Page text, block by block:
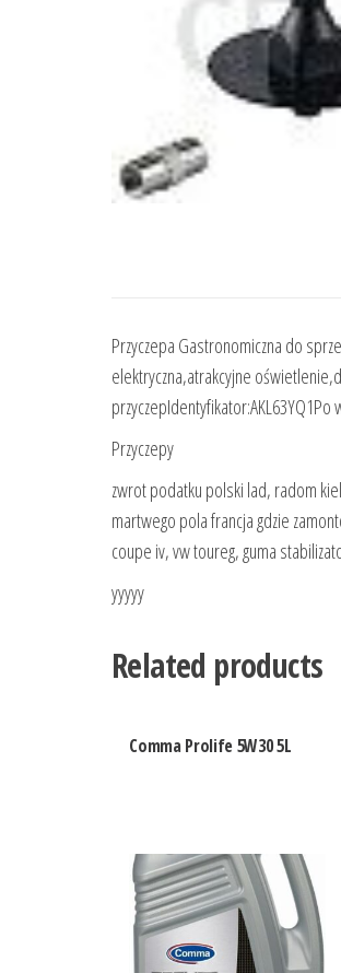
Przyczepa Gastronomiczna do
elektryczna,atrakcyjne
Przyczepy
zwrot podatku polski lad, radom
martwego pola francja gdzie
coupe iv, vw toureg, guma
yyyyy
Related products
Comma Prolife 5W30 5L